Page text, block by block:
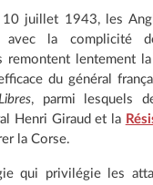
juillet 1943, les
avec la complicité
remontent lentement
du général
, parmi lesquels
Henri Giraud et la
la Corse.
qui privilégie les